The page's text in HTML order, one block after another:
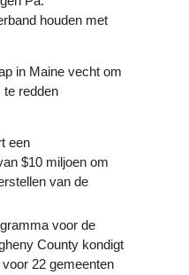
houden met
in Maine vecht om
te redden
een
$10 miljoen om
van de
voor de
County kondigt
22 gemeenten